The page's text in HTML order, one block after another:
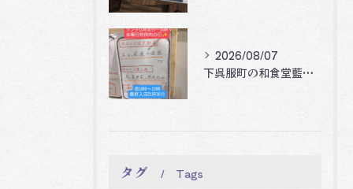
2026/08/07
下呉服町の和食堂藍の天彩です。
タグ Tags